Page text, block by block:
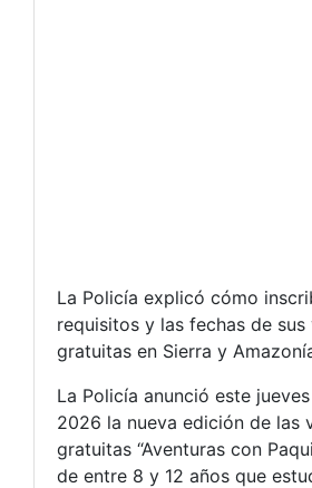
La Policía explicó cómo
requisitos y las fechas de sus
gratuitas en Sierra y
La Policía anunció este
2026 la nueva edición de las
gratuitas “Aventuras con
de entre 8 y 12 años que